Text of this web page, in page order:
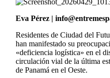
Eva Pérez |
Residentes de Ciudad del
han manifestado su
«deficiencia logística» en el
circulación vial de la última
de Panamá en ​el Oeste.